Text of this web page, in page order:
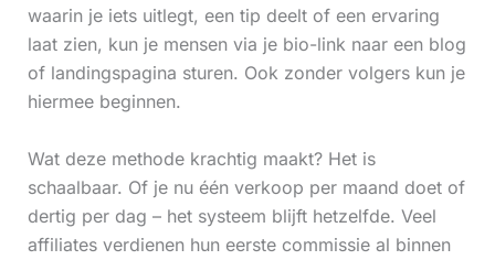
waarin je iets uitlegt, een tip deelt of een ervaring
laat zien, kun je mensen via je bio-link naar een blog
of landingspagina sturen. Ook zonder volgers kun je
hiermee beginnen.
Wat deze methode krachtig maakt? Het is
schaalbaar. Of je nu één verkoop per maand doet of
dertig per dag – het systeem blijft hetzelfde. Veel
affiliates verdienen hun eerste commissie al binnen